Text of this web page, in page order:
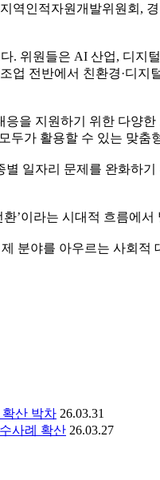
역인적자원개발위원회,
. 위원들은 AI 산업, 디
전반에서 친환경·디
을 지원하기 위한 다양
두가 활용할 수 있는 맞
일자리 문제를 완화하
’이라는 시대적 흐름에
분야를 아우르는 사회
확산 박차 26.03.31
사례 확산 26.03.27